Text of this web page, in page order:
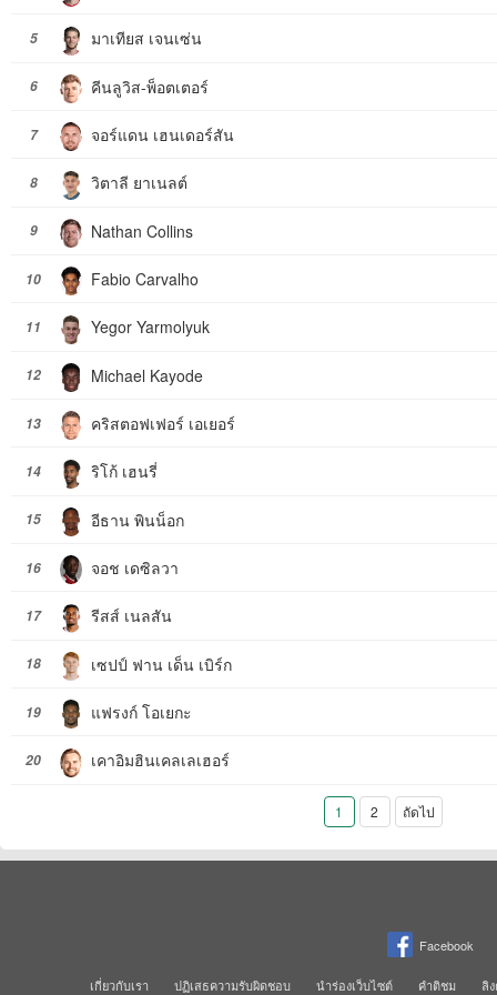
5 มาเทียส เจนเซ่น
6 คีนลูวิส-พ็อตเตอร์
7 จอร์แดน เฮนเดอร์สัน
8 วิตาลี ยาเนลต์
9 Nathan Collins
10 Fabio Carvalho
11 Yegor Yarmolyuk
12 Michael Kayode
13 คริสตอฟเฟอร์ เอเยอร์
14 ริโก้ เฮนรี่
15 อีธาน พินน็อก
16 จอช เดซิลวา
17 รีสส์ เนลสัน
18 เซปป์ ฟาน เด็น เบิร์ก
19 แฟรงก์ โอเยกะ
20 เคาอิมฮินเคลเลเฮอร์
1 2 ถัดไป
Facebook
เกี่ยวกับเรา ปฏิเสธความรับผิดชอบ นำร่องเว็บไซต์ คำติชม ลิ